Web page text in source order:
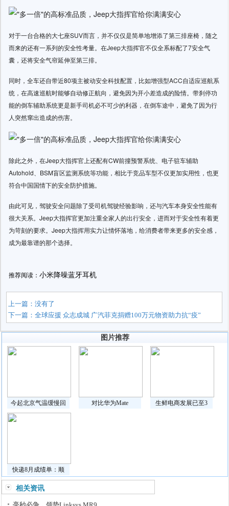
对于一台合格的大七座SUV而言，并不仅仅是简单地增添了第三排座椅，随之
而来的还有一系列的安全性考量。在Jeep大指挥官不仅全系标配了7安全气
囊，还将安全气帘延伸至第三排。
同时，全车还自带近80项主被动安全科技配置，比如增强型ACC自适应巡航系
统，在高速巡航时能够自动修正航向，避免因为开小差造成的险情。带刹停功
能的倒车辅助系统更是新手司机必不可少的利器，在倒车途中，避免了因为行
人突然窜出造成的伤害。
除此之外，在Jeep大指挥官上还配有CW前撞预警系统、电子驻车辅助
Autohold、BSM盲区监测系统等功能，相比于竞品车型不仅更加实用性，也更
符合中国国情下的安全防护措施。
由此可见，驾驶安全问题除了受司机驾驶经验影响，还与汽车本身安全性能有
很大关系。Jeep大指挥官更加注重全家人的出行安全，进而对于安全性有着更
为苛刻的要求。Jeep大指挥用实力让情怀落地，给消费者带来更多的安全感，
成为最靠谱的那个选择。
推荐阅读： 小米降噪蓝牙耳机
上一篇：没有了
下一篇：全球应援 众志成城 广汽菲克捐赠100万元物资助力抗“疫”
图片推荐
今起北京气温缓慢回 对比华为Mate 生鲜电商发展已至3
快递8月成绩单：顺
相关资讯